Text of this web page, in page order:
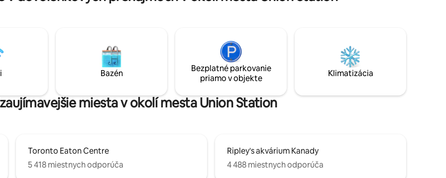
prosím, celú časť s
dopravnej stanice Union. Vybavené
Aquarium, CN Tower, Metro Toronto
zásobená kuchyňa a práčka/sušička v
jednotke. Úžasný výhľad z vášho
súkromného balkóna. V budove sa
nachádza aj obchod s potravinami s
Bazén
Bezplatné parkovanie
priamo v objekte
Klimatizácia
miesta v okolí mesta Union Station
Toronto Eaton Centre
5 418 miestnych odporúča
Ripley's akvárium Kanady
4 488 miestnych odporúča